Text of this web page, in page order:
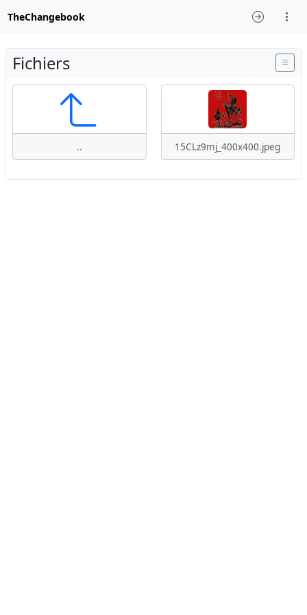
TheChangebook
Fichiers
.. 15CLz9mj_400x400.jpeg